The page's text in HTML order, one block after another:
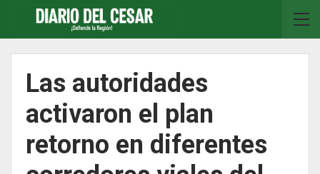
Las autoridades
activaron el plan
retorno en diferentes